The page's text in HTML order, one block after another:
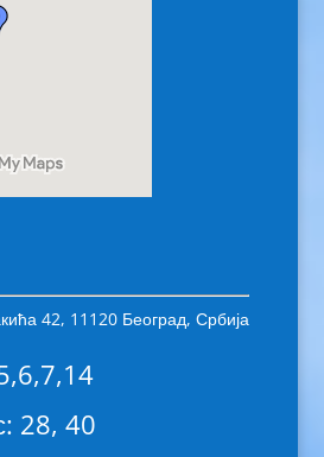
42, 11120 Београд, Србија
28, 40